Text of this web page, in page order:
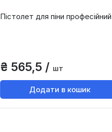
Пістолет для піни професійний
₴ 565,5 / шт
Додати в кошик